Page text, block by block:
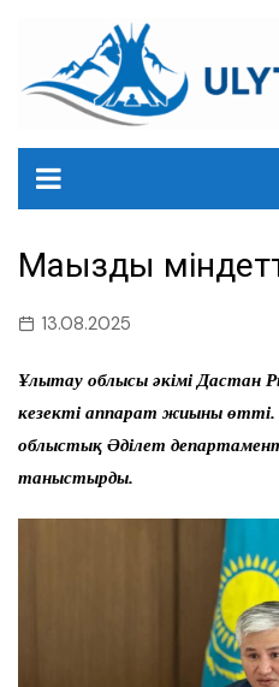
содержанию
Маңызды
13.08.2025
Ұлытау облысы әкімі Дастан
кезекті аппарат жиыны
облыстық Әділет
таныстырды.